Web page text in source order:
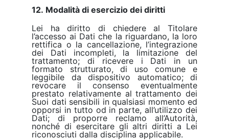
12. Modalità di esercizio dei diritti
Lei ha diritto di chiedere al Titolare
l’accesso ai Dati che la riguardano, la loro
rettifica o la cancellazione, l’integrazione
dei Dati incompleti, la limitazione del
trattamento; di ricevere i Dati in un
formato strutturato, di uso comune e
leggibile da dispositivo automatico; di
revocare il consenso eventualmente
prestato relativamente al trattamento dei
Suoi dati sensibili in qualsiasi momento ed
opporsi in tutto od in parte, all’utilizzo dei
Dati; di proporre reclamo all’Autorità,
nonché di esercitare gli altri diritti a Lei
riconosciuti dalla disciplina applicabile.